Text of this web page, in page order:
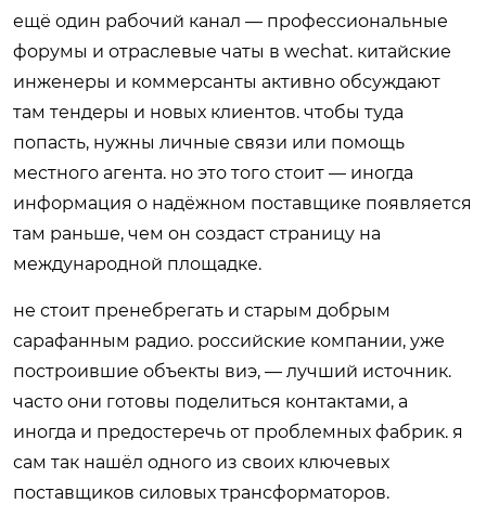
ещё один рабочий канал — профессиональные
форумы и отраслевые чаты в wechat. китайские
инженеры и коммерсанты активно обсуждают
там тендеры и новых клиентов. чтобы туда
попасть, нужны личные связи или помощь
местного агента. но это того стоит — иногда
информация о надёжном поставщике появляется
там раньше, чем он создаст страницу на
международной площадке.
не стоит пренебрегать и старым добрым
сарафанным радио. российские компании, уже
построившие объекты виэ, — лучший источник.
часто они готовы поделиться контактами, а
иногда и предостеречь от проблемных фабрик. я
сам так нашёл одного из своих ключевых
поставщиков силовых трансформаторов.